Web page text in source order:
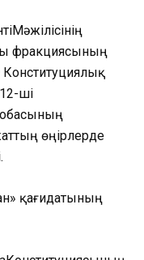
Мәжілісінің
фракциясының
Конституциялық
12-ші
ң өңірлерде
.
» қағидатының